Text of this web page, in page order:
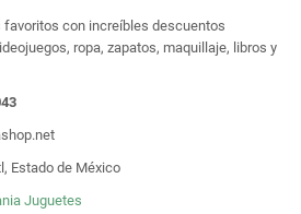
con increíbles descuentos
ropa, zapatos, maquillaje, libros y
Estado de México
Juguetes